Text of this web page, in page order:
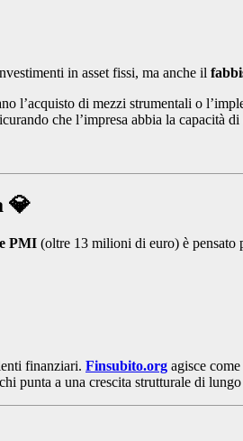
in asset fissi, ma anche il
l’acquisto di mezzi strumentali o
che l’impresa abbia la capacità
💎
PMI (oltre 13 milioni di euro) è pensato
finanziari. Finsubito.org agisce
punta a una crescita strutturale di